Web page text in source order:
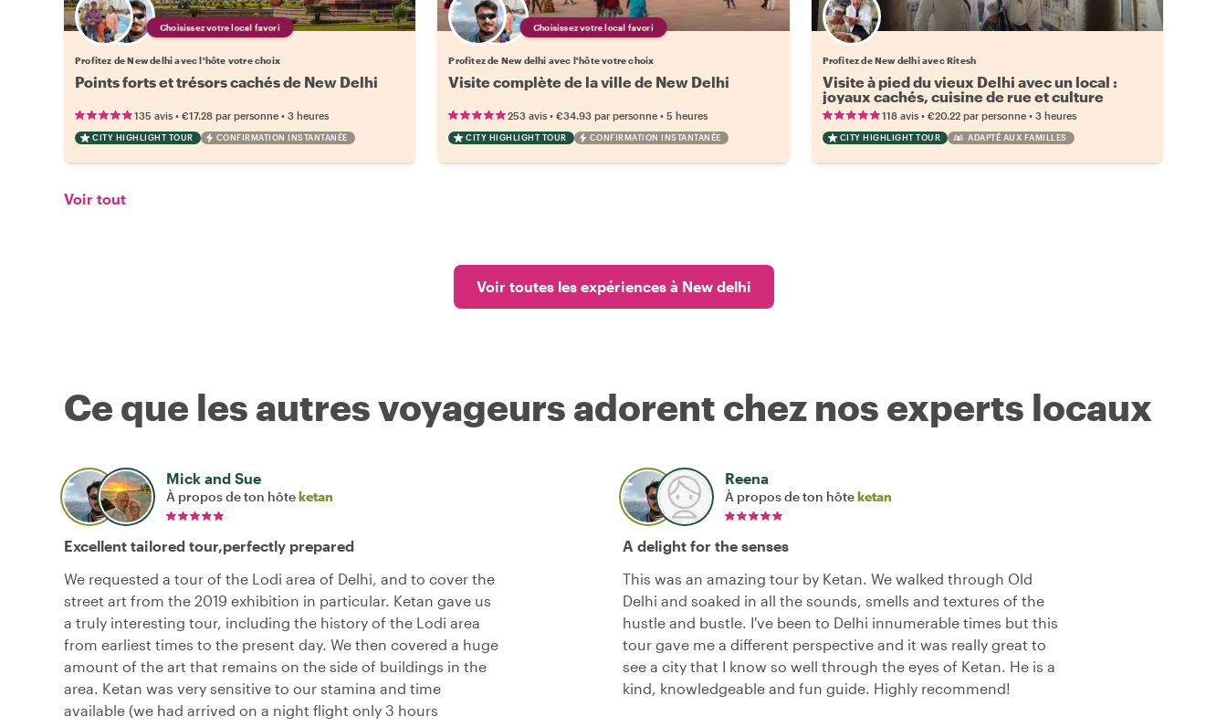
Choisissez votre local favori
Profitez de New delhi avec l'hôte votre choix
Points forts et trésors cachés de New Delhi
135 avis • €17.28 par personne • 3 heures
CITY HIGHLIGHT TOUR CONFIRMATION INSTANTANÉE
Choisissez votre local favori
Profitez de New delhi avec l'hôte votre choix
Visite complète de la ville de New Delhi
253 avis •€34.93 par personne •5 heures
CITY HIGHLIGHT TOUR CONFIRMATION INSTANTANÉE
Profitez de New delhi avec Ritesh
Visite à pied du vieux Delhi avec un local :
joyaux cachés, cuisine de rue et culture
118 avis• €20.22 par personne• 3 heures
CITY HIGHLIGHT TOUR ADAPTÉ AUX FAMILLES
Voir tout
Voir toutes les expériences à New delhi
Ce que les autres voyageurs adorent chez nos experts locaux
Mick and Sue
À propos de ton hôteketan
Excellent tailored tour,perfectly prepared
We requested a tour of the Lodi area of Delhi, and to cover the
street art from the 2019 exhibition in particular. Ketan gave us
a truly interesting tour, including the history of the Lodi area
from earliest times to the present day. We then covered a huge
amount of the art that remains on the side of buildings in the
area. Ketan was very sensitive to our stamina and time
available (we had arrived on a night flight only 3 hours
Reena
À propos de ton hôteketan
A delight for the senses
This was an amazing tour by Ketan. We walked through Old
Delhi and soaked in all the sounds, smells and textures of the
hustle and bustle. I've been to Delhi innumerable times but this
tour gave me a different perspective and it was really great to
see a city that I know so well through the eyes of Ketan. He is a
kind, knowledgeable and fun guide. Highly recommend!